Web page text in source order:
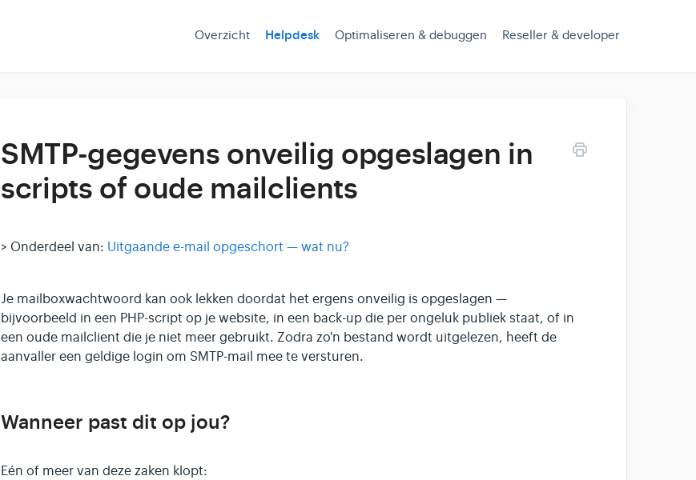
Overzicht Helpdesk Optimaliseren & debuggen Reseller & developer
SMTP-gegevens onveilig opgeslagen in
scripts of oude mailclients
> Onderdeel van: Uitgaande e-mail opgeschort — wat nu?
Je mailboxwachtwoord kan ook lekken doordat het ergens onveilig is opgeslagen —
bijvoorbeeld in een PHP-script op je website, in een back-up die per ongeluk publiek staat, of in
een oude mailclient die je niet meer gebruikt. Zodra zo'n bestand wordt uitgelezen, heeft de
aanvaller een geldige login om SMTP-mail mee te versturen.
Wanneer past dit op jou?
Eén of meer van deze zaken klopt: